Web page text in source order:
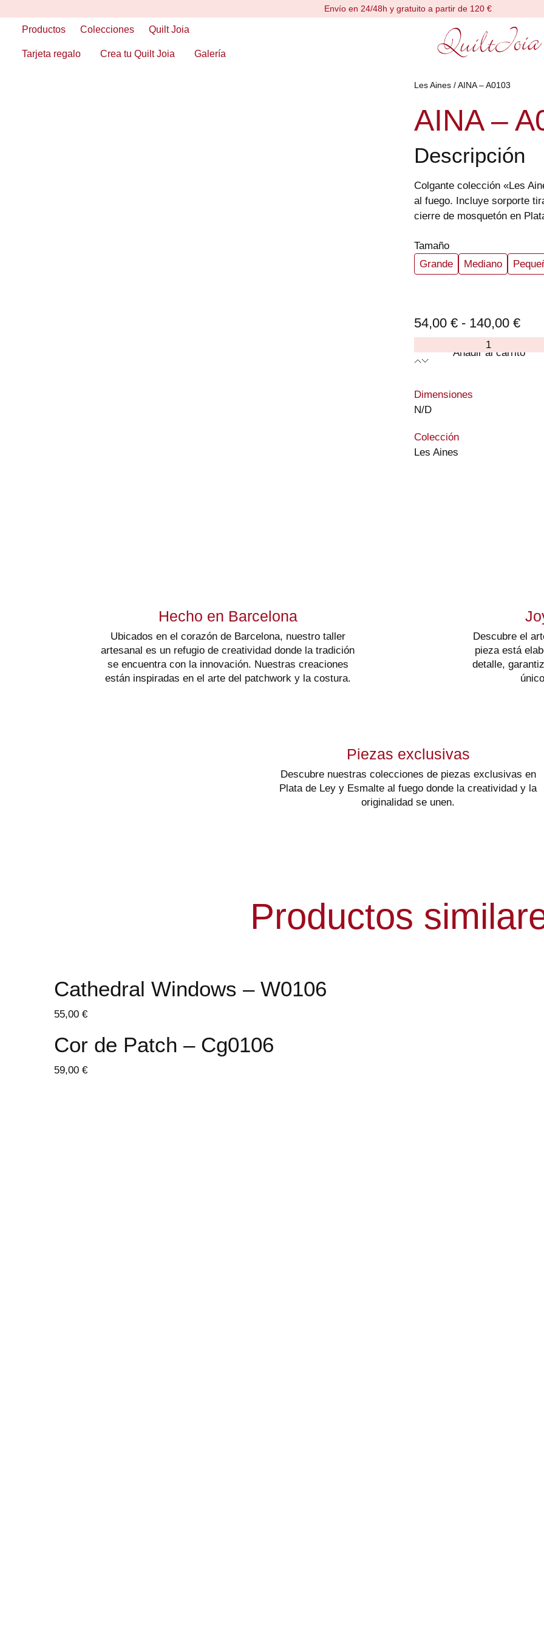
Envío en 24/48h y gratuito a partir de 120 €
Productos Colecciones Quilt Joia
Tarjeta regalo Crea tu Quilt Joia Galería
Les Aines / AINA – A0103
AINA –
Descripción
Colgante colección «Les
al fuego. Incluye sorporte
cierre de mosquetón en
Tamaño
Grande
Mediano
54,00 € - 140,00 €
de
-
cantidad
Añadir al carrito
Dimensiones
N/D
Colección:
Les Aines
Hecho en Barcelona
Ubicados en el corazón de Barcelona, nuestro taller
artesanal es un refugio de creatividad donde la tradición
se encuentra con la innovación. Nuestras creaciones
están inspiradas en el arte del patchwork y la costura.
Descubre el
pieza está
detalle,
Piezas exclusivas
Descubre nuestras colecciones de piezas exclusivas en
Plata de Ley y Esmalte al fuego donde la creatividad y la
originalidad se unen.
Productos
Cathedral Windows – W0106
55,00 €
Cor de Patch – Cg0106
59,00 €